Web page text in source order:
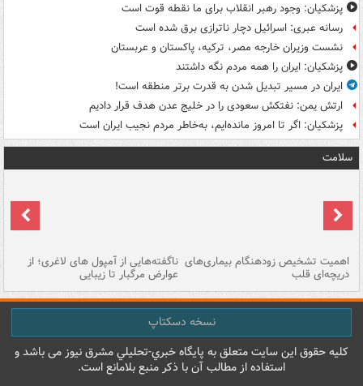
پزشکیان: وجود رهبر انقلاب برای ما نقطه قوت است
رسانه عبری: اسرائیل دچار ناترازی برق شده است
نشست وزیران خارجه مصر، ترکیه، پاکستان و عربستان
پزشکیان: ایران را همه مردم نگه داشتند
ایران در مسیر تبدیل شدن به قدرت برتر منطقه است!
ارتش یمن: نفتکش سعودی را در خلیج عدن هدف قرار دادیم
پزشکیان: اگر تا امروز مانده‌ایم، به‌خاطر مردم نجیب ایران است
سلامت
اهمیت تشخیص زودهنگام بیماری‌های
دریچه‌ای قلب
ناگفته‌هایی از آمپول های لاغری؛ از
عوارض مرگبار تا زیبایی
نسخه دسکتاپ
کليه حقوق اين سايت متعلق به پایگاه خبري-تحليلي مشرق نيوز می باشد و
استفاده از مطالب آن با ذکر منبع بلامانع است.